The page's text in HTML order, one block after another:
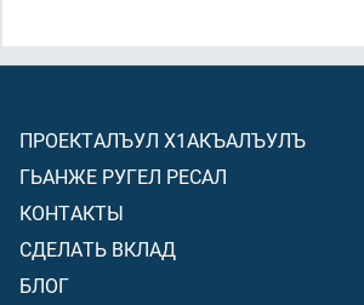
ПРОЕКТАЛЪУЛ Х1АКЪАЛЪУЛЪ
ГЬАНЖЕ РУГЕЛ РЕСАЛ
КОНТАКТЫ
СДЕЛАТЬ ВКЛАД
БЛОГ